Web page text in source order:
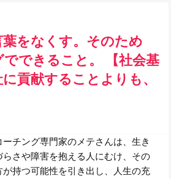
をなくす。そのため
できること。 【社会基
貢献することよりも、
ーチング専門家のメテさんは、生き
らさや障害を抱える人にむけ、その
が持つ可能性を引き出し、人生の充